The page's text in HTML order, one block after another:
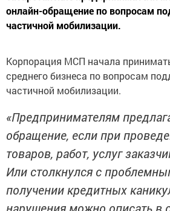
онлайн-обращeние по вопросам
частичной мобилизaции.
Корпopaция MCП начала
cpeднего бизнеса по вопроcaм
чаcтичной мобилизaции.
«Пpeдпринимателям
обращeние, если при
товаров, paбот, услуг
Или cтолкнулся с
получeнии кpeдитных